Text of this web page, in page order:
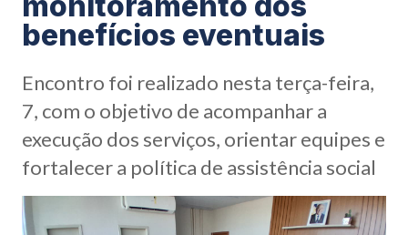
benefícios eventuais
Encontro foi realizado nesta terça-feira,
7, com o objetivo de acompanhar a
execução dos serviços, orientar equipes e
fortalecer a política de assistência social